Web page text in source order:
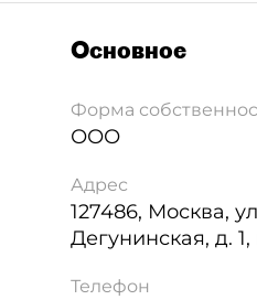
Основное
Форма
ООО
Адрес
127486, Москва,
Дегунинская, д.
Телефон